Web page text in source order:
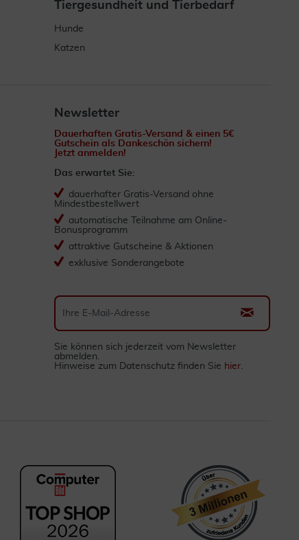
Tiergesundheit und Tierbedarf
Hunde
Katzen
Newsletter
Dauerhaften Gratis-Versand & einen 5€
Gutschein als Dankeschön sichern!
Jetzt anmelden!
Das erwartet Sie:
dauerhafter Gratis-Versand ohne
Mindestbestellwert
automatische Teilnahme am Online-
Bonusprogramm
attraktive Gutscheine & Aktionen
exklusive Sonderangebote
Sie können sich jederzeit vom Newsletter
abmelden.
Hinweise zum Datenschutz finden Sie hier.